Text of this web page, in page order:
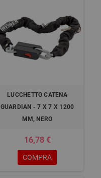
LUCCHETTO CATENA
GUARDIAN - 7 X 7 X 1200
MM, NERO
16,78 €
COMPRA